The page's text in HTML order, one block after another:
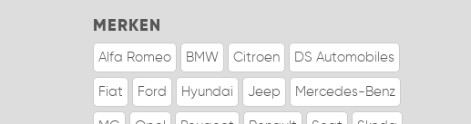
MERKEN
Alfa Romeo BMW Citroen DS Automobiles
Fiat Ford Hyundai Jeep Mercedes-Benz